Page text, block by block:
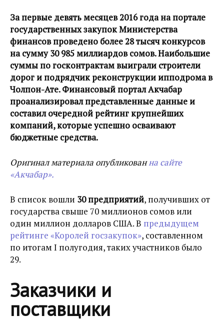
За первые девять месяцев 2016 года на портале
государственных закупок Министерства
финансов проведено более 28 тысяч конкурсов
на сумму 30 985 миллиардов сомов. Наибольшие
суммы по госконтрактам выиграли строители
дорог и подрядчик реконструкции ипподрома в
Чолпон-Ате. Финансовый портал Акчабар
проанализировал представленные данные и
составил очередной рейтинг крупнейших
компаний, которые успешно осваивают
бюджетные средства.
Оригинал материала опубликованна сайте
«Акчабар».
В список вошли 30 предприятий, получивших от
государства свыше 70 миллионов сомов или
один миллион долларов США. В предыдущем
рейтинге «Королей госзакупок», составленном
по итогам I полугодия, таких участников было
29.
Заказчики и
поставщики